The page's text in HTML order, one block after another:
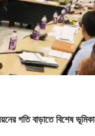
গতি বাড়াতে বিশেষ ভূমিকা